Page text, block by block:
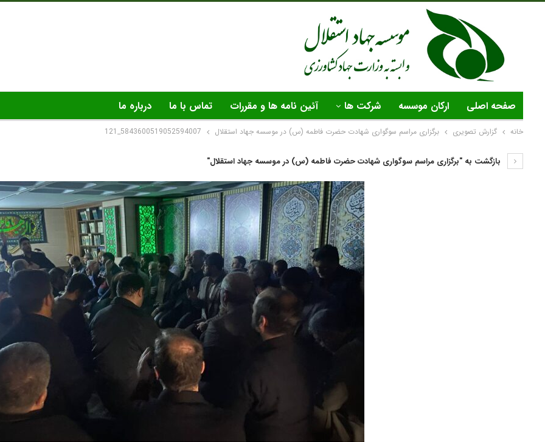
صفحه اصلی ارکان موسسه شرکت ها آئین نامه ها و مقررات تماس با ما درباره ما
خانه گزارش تصویری برگزاری مراسم سوگواری شهادت حضرت فاطمه (س) در موسسه جهاد استقلال 5843600519052594007_121
بازگشت به "برگزاری مراسم سوگواری شهادت حضرت فاطمه (س) در موسسه جهاد استقلال"